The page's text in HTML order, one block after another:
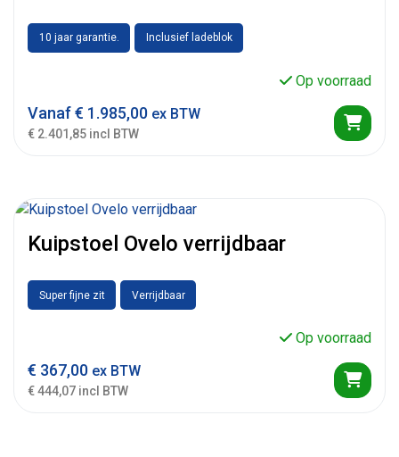
10 jaar garantie. Inclusief ladeblok
Op voorraad
Vanaf€ 1.985,00 ex BTW
€ 2.401,85 incl BTW
Kuipstoel Ovelo verrijdbaar
Super fijne zit Verrijdbaar
Op voorraad
€ 367,00 ex BTW
€ 444,07 incl BTW